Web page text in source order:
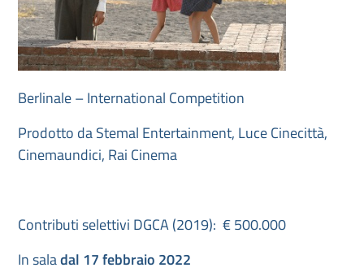
Berlinale – International Competition
Prodotto da Stemal Entertainment, Luce Cinecittà,
Cinemaundici, Rai Cinema
Contributi selettivi DGCA (2019): € 500.000
In saladal 17 febbraio 2022